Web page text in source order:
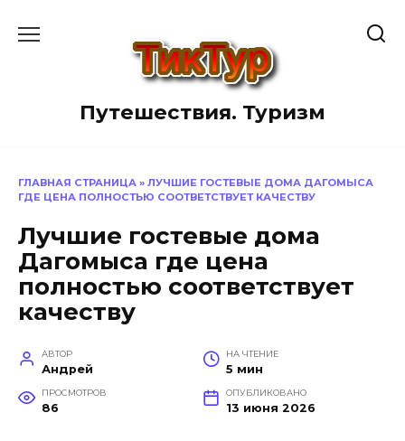
Путешествия. Туризм
ГЛАВНАЯ СТРАНИЦА » ЛУЧШИЕ ГОСТЕВЫЕ ДОМА ДАГОМЫСА
ГДЕ ЦЕНА ПОЛНОСТЬЮ СООТВЕТСТВУЕТ КАЧЕСТВУ
Лучшие гостевые дома
Дагомыса где цена
полностью соответствует
качеству
АВТОР
Андрей
НА ЧТЕНИЕ
5 мин
ПРОСМОТРОВ
86
ОПУБЛИКОВАНО
13 июня 2026